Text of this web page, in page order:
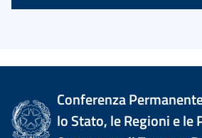
Conferenza
lo Stato, le Regioni e le